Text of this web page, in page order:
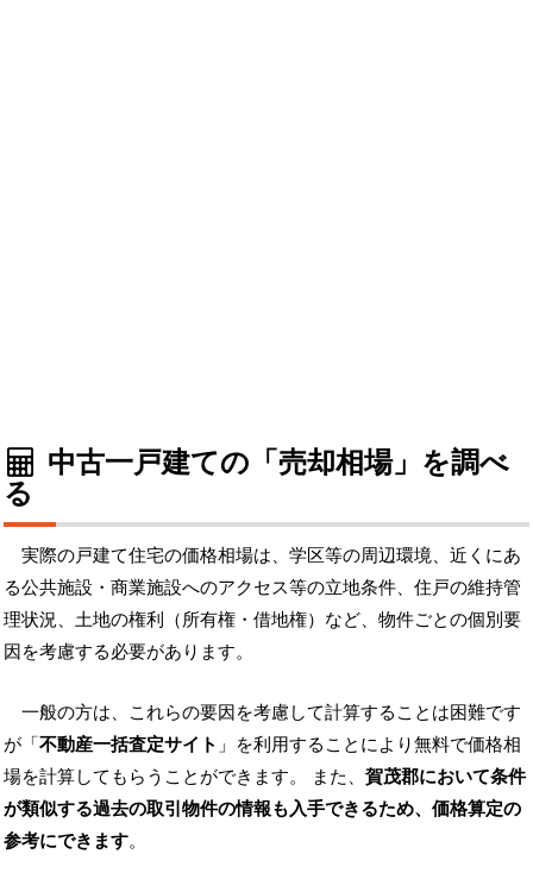
中古一戸建ての「売却相場」を調べ
る
実際の戸建て住宅の価格相場は、学区等の周辺環境、近くにあ
る公共施設・商業施設へのアクセス等の立地条件、住戸の維持管
理状況、土地の権利（所有権・借地権）など、物件ごとの個別要
因を考慮する必要があります。
一般の方は、これらの要因を考慮して計算することは困難です
が「不動産一括査定サイト 」を利用することにより無料で価格相
場を計算してもらうことができます。 また、賀茂郡において条件
が類似する過去の取引物件の情報も入手できるため、価格算定の
参考にできます。